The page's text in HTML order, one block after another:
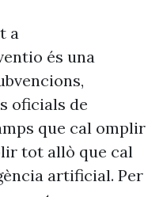
a
és una
oficials de
que cal omplir
tot allò que cal
artificial. Per